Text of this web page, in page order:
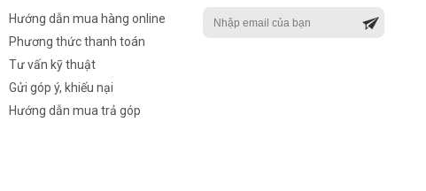
Hướng dẫn mua hàng online
Phương thức thanh toán
Tư vấn kỹ thuật
Gửi góp ý, khiếu nại
Hướng dẫn mua trả góp